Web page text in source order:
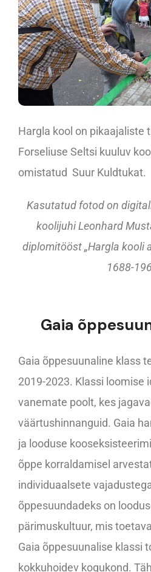
Hargla kool on pikaajaliste
Forseliuse Seltsi kuuluv
omistatud Suur Kuldtukat.
Kasutatud fotod on
koolijuhi Leonhard
diplomitööst „Hargla kooli
1688-
Gaia
Gaia õppesuunaline klass
2019-2023. Klassi loomise
vanemate poolt, kes
väärtushinnanguid. Gaia
ja looduse
õppe korraldamisel
individuaalsete
õppesuundadeks on
pärimuskultuur, mis
Gaia õppesuunalise klassi
kokkuhoidev kogukond.